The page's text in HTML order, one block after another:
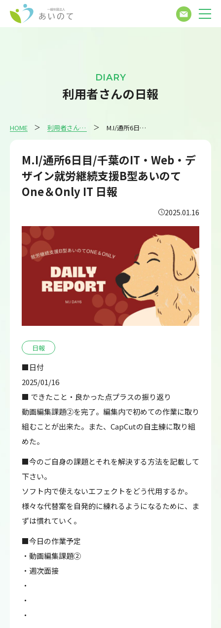
DIARY
利用者さんの日報
HOME 利用者さんの日報 M.I/通所6日目/千葉のIT・Web・デザイン就労継続支援B型あいのてOne＆Only IT 日報
M.I/通所6日目/千葉のIT・Web・デ
ザイン就労継続支援B型あいのて
One＆Only IT 日報
2025.01.16
日報
■日付
2025/01/16
■ できたこと・良かった点プラスの振り返り
動画編集課題②を完了。編集内で初めての作業に取り
組むことが出来た。また、CapCutの自主練に取り組
めた。
■今のご自身の課題とそれを解決する方法を記載して
下さい。
ソフト内で使えないエフェクトをどう代用するか。
様々な代替案を自発的に練れるようになるために、ま
ずは慣れていく。
■今日の作業予定
・動画編集課題②
・週次面接
・
・
・